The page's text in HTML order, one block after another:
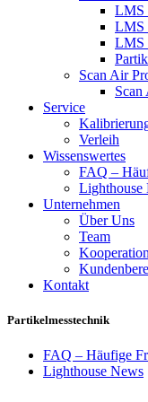
LMS
LMS
LMS
Scan Air
Scan
Service
Verleih
Wissenswertes
FAQ –
Lighthouse
Unternehmen
Über Uns
Team
Kontakt
Partikelmesstechnik
FAQ – Häufige
Lighthouse News